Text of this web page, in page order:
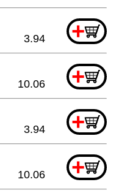
+
3.94
+
10.06
+
3.94
+
10.06